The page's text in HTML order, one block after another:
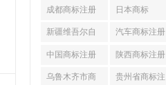
册 州商标注册
成都商标注册
(个体工商户
日本商标
新疆维吾尔自
治区商标注
汽车商标注册
(代办工商变
中国商标注册
查询(工商变
陕西商标注册
(工商股东变
乌鲁木齐市商 贵州省商标注